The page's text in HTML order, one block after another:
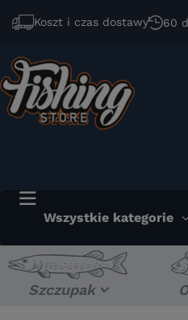
Koszt i czas dostawy 60
Wszystkie kategorie
Szczupak